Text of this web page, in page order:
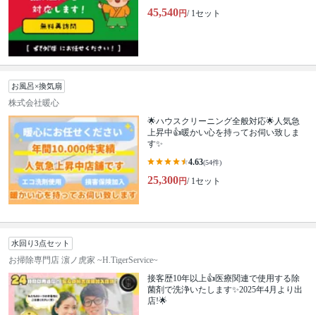
45,540円/ 1セット
お風呂×換気扇
株式会社暖心
🌟ハウスクリーニング全般対応🌟人気急
上昇中👍暖かい心を持ってお伺い致しま
す✨
4.63(54件)
25,300円/ 1セット
水回り3点セット
お掃除専門店 濵ノ虎家 ~H.TigerService~
接客歴10年以上👍医療関連で使用する除
菌剤で洗浄いたします✨2025年4月より出
店!🌟